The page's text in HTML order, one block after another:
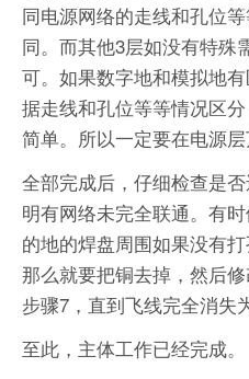
同电源网络的走线和孔位
同。而其他3层如没有特殊
可。如果数字地和模拟地
据走线和孔位等等情况区
简单。所以一定要在电源
全部完成后，仔细检查是
明有网络未完全联通。有
的地的焊盘周围如果没有
那么就要把铜去掉，然后
步骤7，直到飞线完全消失
至此，主体工作已经完成。